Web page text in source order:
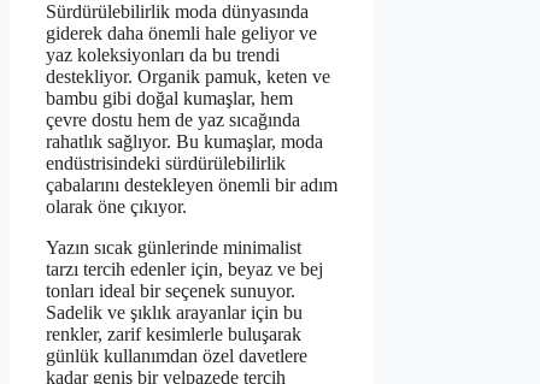
Sürdürülebilirlik moda dünyasında
giderek daha önemli hale geliyor ve
yaz koleksiyonları da bu trendi
destekliyor. Organik pamuk, keten ve
bambu gibi doğal kumaşlar, hem
çevre dostu hem de yaz sıcağında
rahatlık sağlıyor. Bu kumaşlar, moda
endüstrisindeki sürdürülebilirlik
çabalarını destekleyen önemli bir adım
olarak öne çıkıyor.
Yazın sıcak günlerinde minimalist
tarzı tercih edenler için, beyaz ve bej
tonları ideal bir seçenek sunuyor.
Sadelik ve şıklık arayanlar için bu
renkler, zarif kesimlerle buluşarak
günlük kullanımdan özel davetlere
kadar geniş bir yelpazede tercih